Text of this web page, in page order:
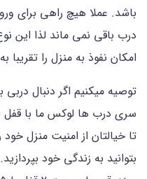
باشد. عملا هیچ راهی برای
درب باقی نمی ماند لذا این
امکان نفوذ به منزل را
توصیه میکنیم اگر دنبال
سری درب ها لوکس ما با قفل
تا خیالتان از امنیت منزل
بتوانید به زندگی خود